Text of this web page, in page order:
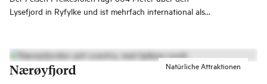
Lysefjord in Ryfylke und ist mehrfach international als
Norwegen besuchen?
Natürliche Attraktionen
Nærøyfjord